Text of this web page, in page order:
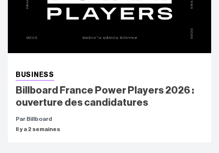
BUSINESS
Billboard France Power Players 2026 :
ouverture des candidatures
Par Billboard
Il y a 2 semaines